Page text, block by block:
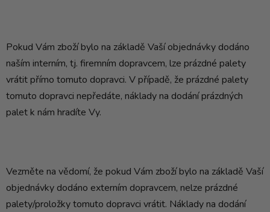
Pokud Vám zboží bylo na základě Vaší objednávky dodáno
naším interním, tj. firemním dopravcem, lze prázdné palety
vrátit přímo tomuto dopravci. V případě, že prázdné palety
tomuto dopravci nepředáte, náklady na dodání prázdných
palet k nám hradíte Vy.
Vezměte na vědomí, že pokud Vám zboží bylo na základě Vaší
objednávky dodáno externím dopravcem, nelze prázdné
palety/proložky tomuto dopravci vrátit. Náklady na dodání